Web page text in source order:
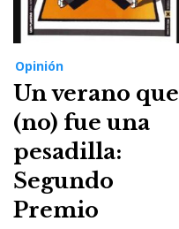
Opinión
Un verano que
(no) fue una
pesadilla:
Segundo
Premio